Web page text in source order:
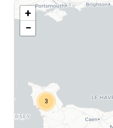
3
+
−